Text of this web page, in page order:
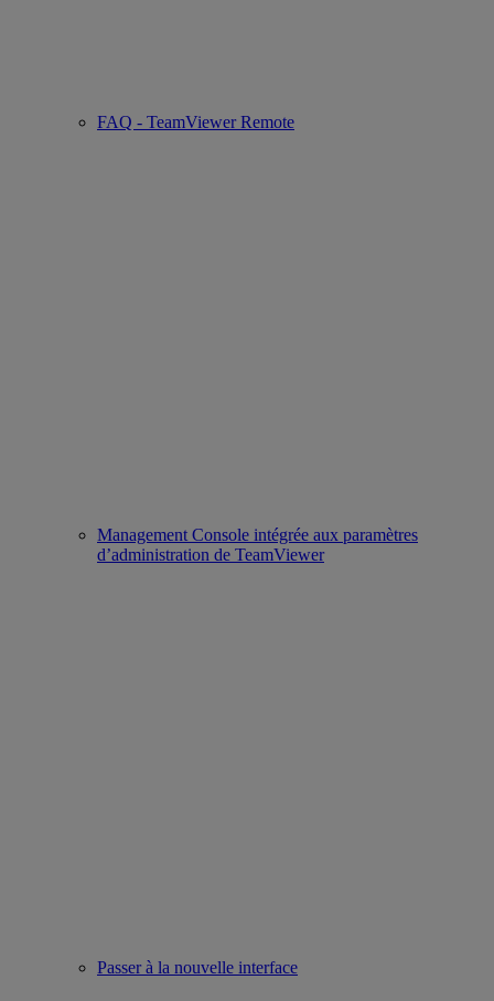
FAQ - TeamViewer Remote
Management Console intégrée aux paramètres
d’administration de TeamViewer
Passer à la nouvelle interface